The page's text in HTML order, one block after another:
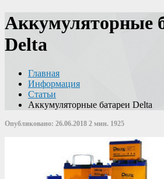
Аккумуляторные
Delta
Главная
Информация
Статьи
Аккумуляторные батареи Delta
Опубликовано: 26.06.2018 2 мин. 1925